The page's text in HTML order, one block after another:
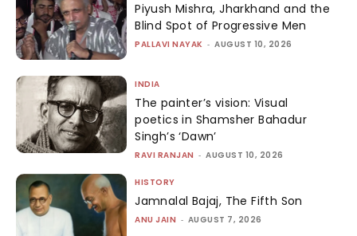
Piyush Mishra, Jharkhand and the
Blind Spot of Progressive Men
PALLAVI NAYAK - AUGUST 10, 2026
INDIA
The painter’s vision: Visual
poetics in Shamsher Bahadur
Singh’s ‘Dawn’
RAVI RANJAN - AUGUST 10, 2026
HISTORY
Jamnalal Bajaj, The Fifth Son
ANU JAIN - AUGUST 7, 2026